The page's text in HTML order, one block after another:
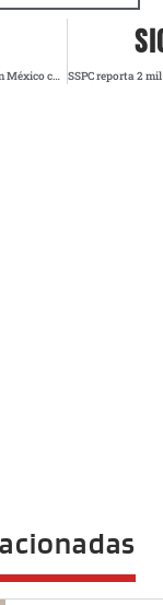
Arrecia frente frío 28 en México con lluvias torrenciales y vientos extremos